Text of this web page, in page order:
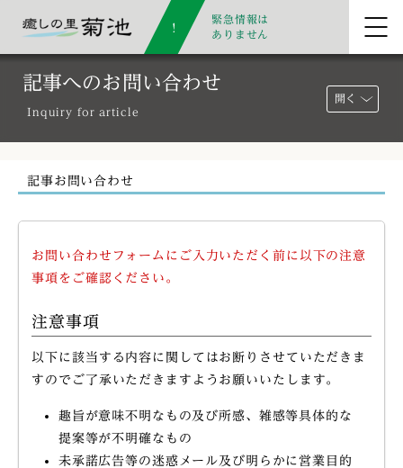
緊急情報は
ありません
記事へのお問い合わせ
Inquiry for article
開く
記事お問い合わせ
お問い合わせフォームにご入力いただく前に以下の注意
事項をご確認ください。
注意事項
以下に該当する内容に関してはお断りさせていただきま
すのでご了承いただきますようお願いいたします。
趣旨が意味不明なもの及び所感、雑感等具体的な
提案等が不明確なもの
未承諾広告等の迷惑メール及び明らかに営業目的